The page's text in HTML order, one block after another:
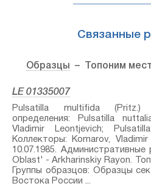
Связанные
Образцы – Топоним
LE 01335007
Pulsatilla multifida (Pritz.)
определения: Pulsatilla
Vladimir Leontjevich;
Коллекторы: Komarov,
10.07.1985.
Oblast' - Arkharinskiy Rayon.
Группы образцов: Образцы
Востока России ...